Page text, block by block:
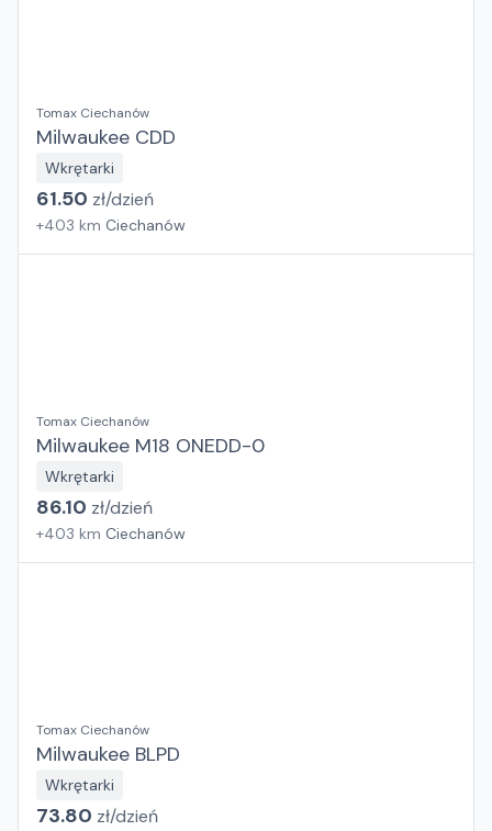
Tomax Ciechanów
Milwaukee CDD
Wkrętarki
61.50 zł/dzień
+403 km Ciechanów
Tomax Ciechanów
Milwaukee M18 ONEDD-0
Wkrętarki
86.10 zł/dzień
+403 km Ciechanów
Tomax Ciechanów
Milwaukee BLPD
Wkrętarki
73.80 zł/dzień